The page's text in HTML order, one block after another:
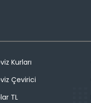
Kurları
Çevirici
TL